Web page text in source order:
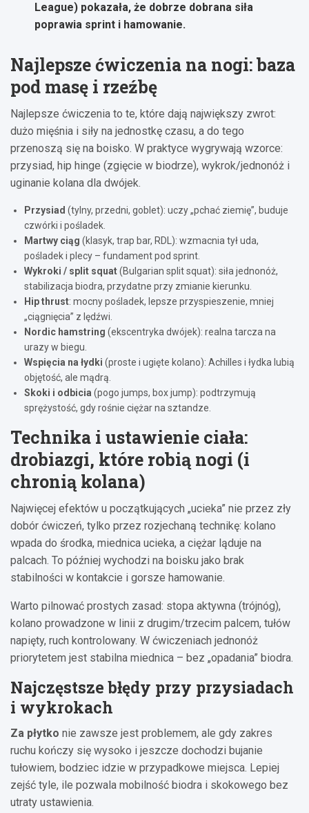
League) pokazała, że dobrze dobrana siła
poprawia sprint i hamowanie.
Najlepsze ćwiczenia na nogi: baza
pod masę i rzeźbę
Najlepsze ćwiczenia to te, które dają największy zwrot:
dużo mięśnia i siły na jednostkę czasu, a do tego
przenoszą się na boisko. W praktyce wygrywają wzorce:
przysiad, hip hinge (zgięcie w biodrze), wykrok/jednonóż i
uginanie kolana dla dwójek.
Przysiad (tylny, przedni, goblet): uczy „pchać ziemię”, buduje
czwórki i pośladek.
Martwy ciąg (klasyk, trap bar, RDL): wzmacnia tył uda,
pośladek i plecy – fundament pod sprint.
Wykroki / split squat(Bulgarian split squat): siła jednonóż,
stabilizacja biodra, przydatne przy zmianie kierunku.
Hip thrust: mocny pośladek, lepsze przyspieszenie, mniej
„ciągnięcia” z lędźwi.
Nordic hamstring (ekscentryka dwójek): realna tarcza na
urazy w biegu.
Wspięcia na łydki (proste i ugięte kolano): Achilles i łydka lubią
objętość, ale mądrą.
Skoki i odbicia (pogo jumps, box jump): podtrzymują
sprężystość, gdy rośnie ciężar na sztandze.
Technika i ustawienie ciała:
drobiazgi, które robią nogi (i
chronią kolana)
Najwięcej efektów u początkujących „ucieka” nie przez zły
dobór ćwiczeń, tylko przez rozjechaną technikę: kolano
wpada do środka, miednica ucieka, a ciężar ląduje na
palcach. To później wychodzi na boisku jako brak
stabilności w kontakcie i gorsze hamowanie.
Warto pilnować prostych zasad: stopa aktywna (trójnóg),
kolano prowadzone w linii z drugim/trzecim palcem, tułów
napięty, ruch kontrolowany. W ćwiczeniach jednonóż
priorytetem jest stabilna miednica – bez „opadania” biodra.
Najczęstsze błędy przy przysiadach
i wykrokach
Za płytko nie zawsze jest problemem, ale gdy zakres
ruchu kończy się wysoko i jeszcze dochodzi bujanie
tułowiem, bodziec idzie w przypadkowe miejsca. Lepiej
zejść tyle, ile pozwala mobilność biodra i skokowego bez
utraty ustawienia.